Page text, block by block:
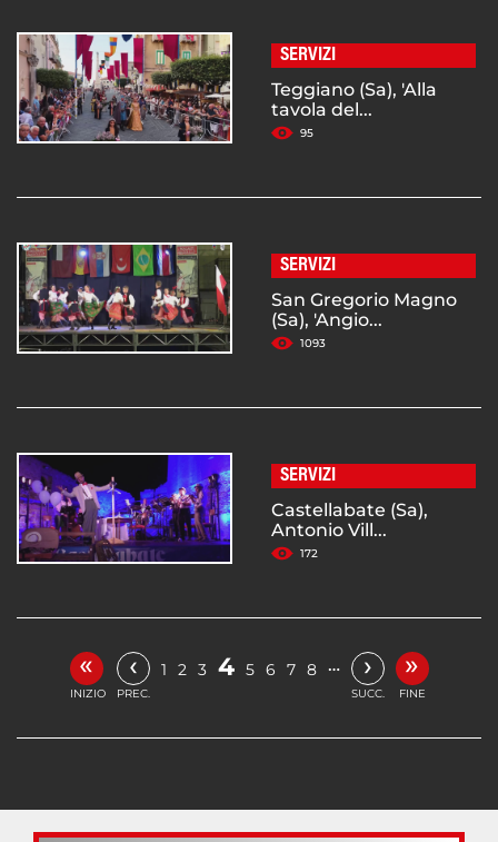
SERVIZI
Teggiano (Sa), 'Alla
tavola del...
95
SERVIZI
San Gregorio Magno
(Sa), 'Angio...
1093
SERVIZI
Castellabate (Sa),
Antonio Vill...
172
«
INIZIO
‹
PREC.
1 2 3 4 5 6 7 8 … ›
SUCC.
»
FINE